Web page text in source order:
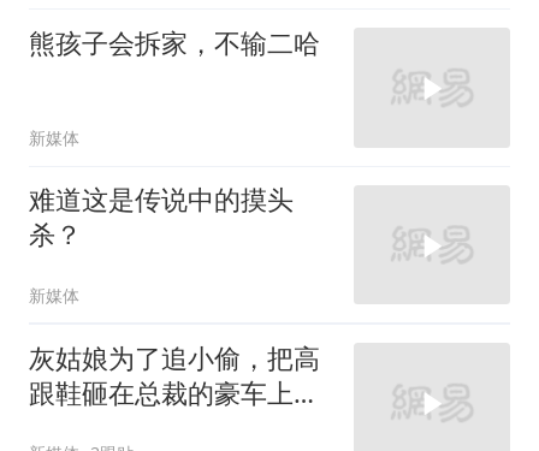
熊孩子会拆家，不输二哈
新媒体
难道这是传说中的摸头
杀？
新媒体
灰姑娘为了追小偷，把高
跟鞋砸在总裁的豪车上，